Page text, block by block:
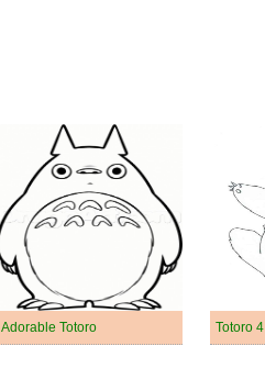
Adorable Totoro Totoro 4